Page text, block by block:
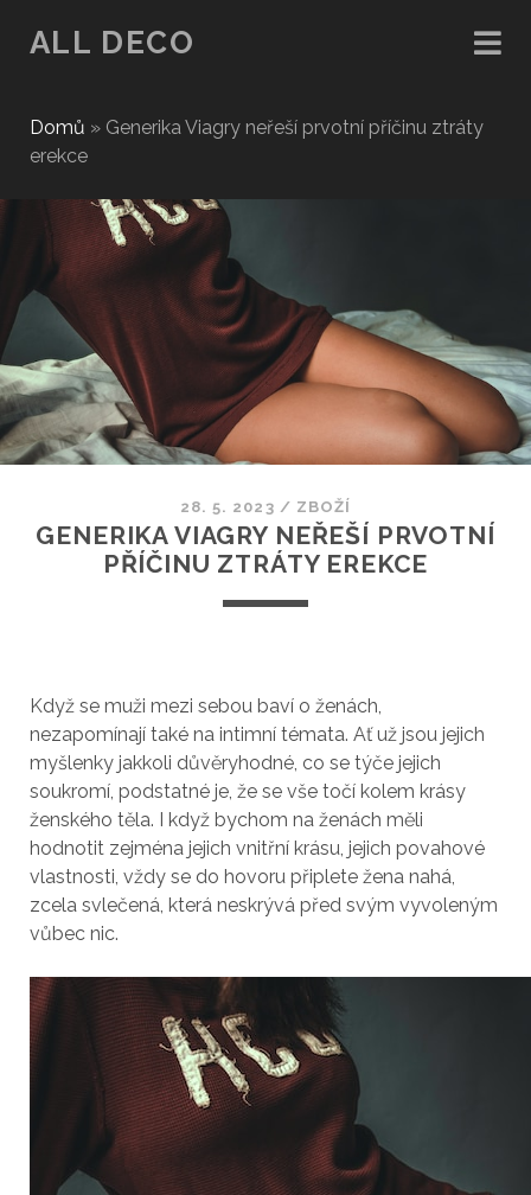
ALL DECO
Domů » Generika Viagry neřeší prvotní příčinu ztráty
erekce
28. 5. 2023 / ZBOŽÍ
GENERIKA VIAGRY NEŘEŠÍ PRVOTNÍ
PŘÍČINU ZTRÁTY EREKCE
Když se muži mezi sebou baví o ženách,
nezapomínají také na intimní témata. Ať už jsou jejich
myšlenky jakkoli důvěryhodné, co se týče jejich
soukromí, podstatné je, že se vše točí kolem krásy
ženského těla. I když bychom na ženách měli
hodnotit zejména jejich vnitřní krásu, jejich povahové
vlastnosti, vždy se do hovoru připlete žena nahá,
zcela svlečená, která neskrývá před svým vyvoleným
vůbec nic.